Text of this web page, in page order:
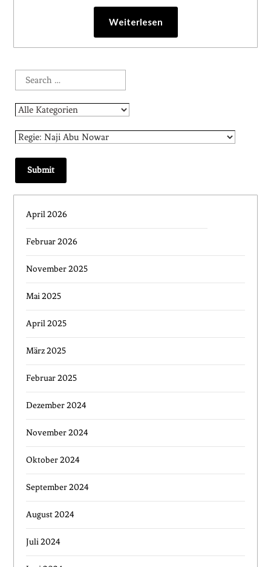
Weiterlesen
April 2026
Februar 2026
November 2025
Mai 2025
April 2025
März 2025
Februar 2025
Dezember 2024
November 2024
Oktober 2024
September 2024
August 2024
Juli 2024